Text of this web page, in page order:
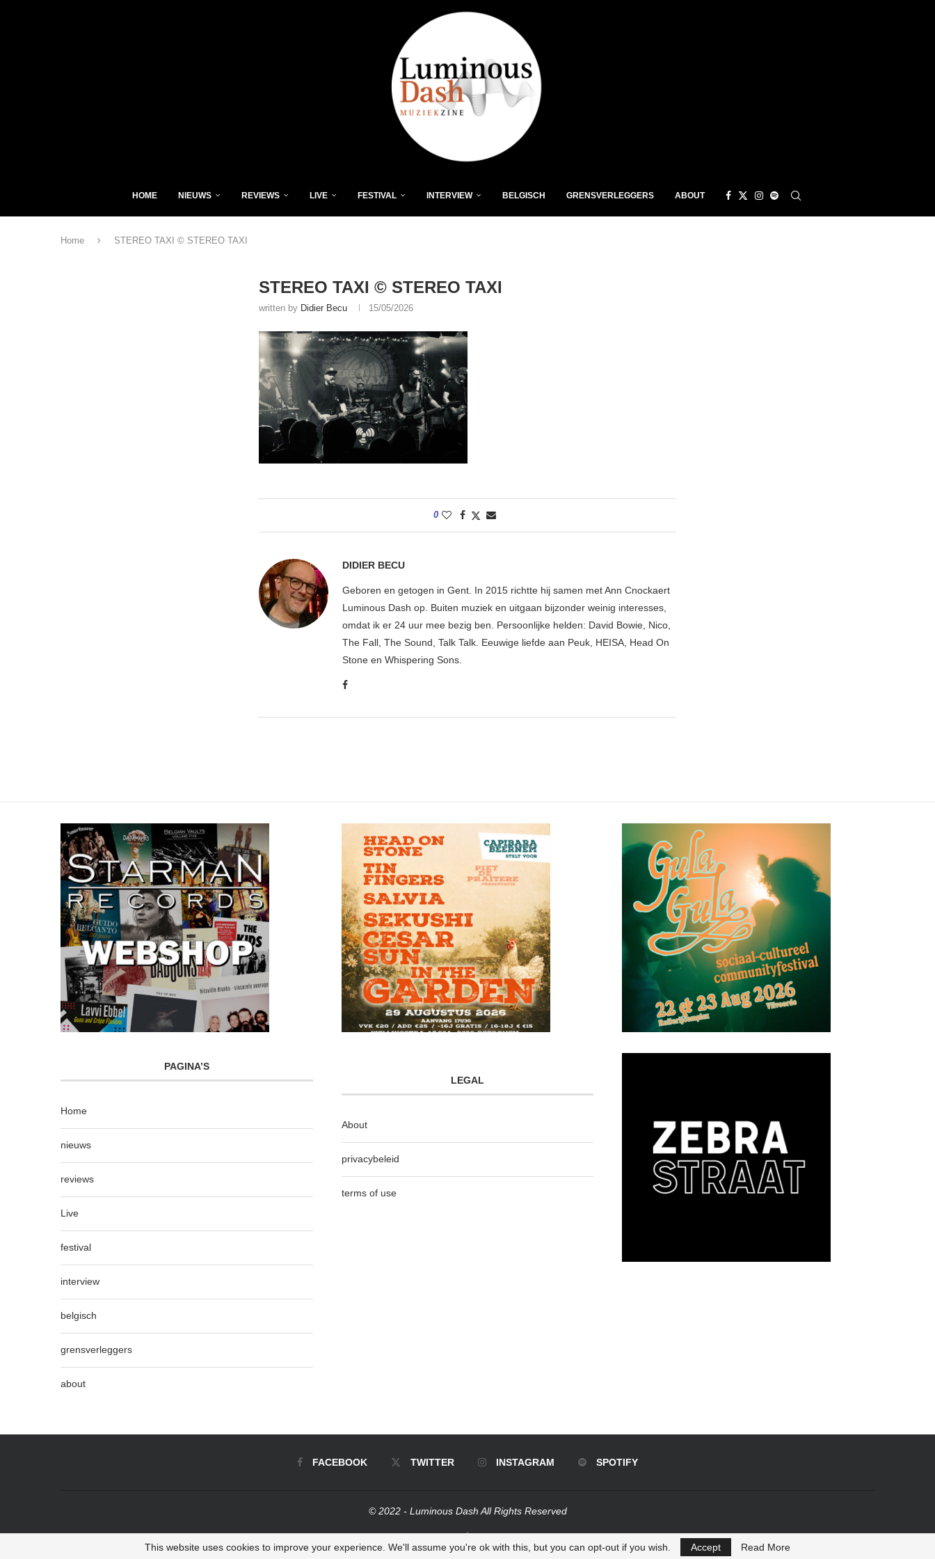
HOME NIEUWS REVIEWS LIVE FESTIVAL INTERVIEW BELGISCH GRENSVERLEGGERS ABOUT
Home STEREO TAXI © STEREO TAXI
STEREO TAXI © STEREO TAXI
written by Didier Becu 15/05/2026
0
DIDIER BECU
Geboren en getogen in Gent. In 2015 richtte hij samen met Ann Cnockaert
Luminous Dash op. Buiten muziek en uitgaan bijzonder weinig interesses,
omdat ik er 24 uur mee bezig ben. Persoonlijke helden: David Bowie, Nico,
The Fall, The Sound, Talk Talk. Eeuwige liefde aan Peuk, HEISA, Head On
Stone en Whispering Sons.
PAGINA’S
Home
nieuws
reviews
Live
festival
interview
belgisch
grensverleggers
about
LEGAL
About
privacybeleid
terms of use
FACEBOOK TWITTER INSTAGRAM SPOTIFY
© 2022 - Luminous Dash All Rights Reserved
BACK TO TOP
This website uses cookies to improve your experience. We'll assume you're ok with this, but you can opt-out if you wish. Accept Read More